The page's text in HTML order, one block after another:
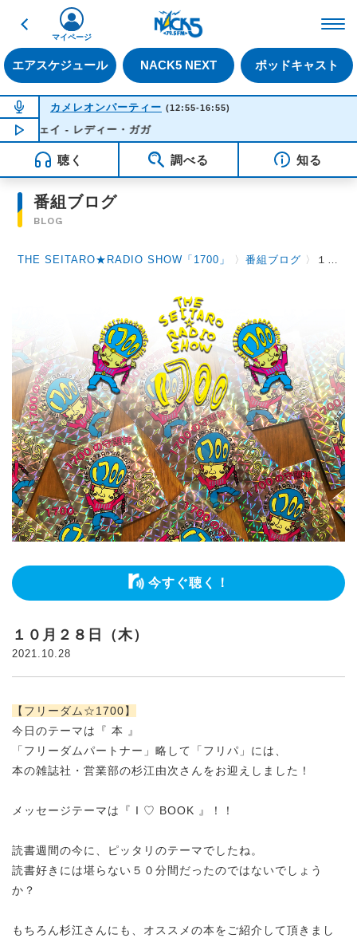
戻る
エアスケジュール NACK5 NEXT ポッドキャスト
マイページ
NOW ON AIR
カメレオンパーティー (12:55-16:55)
NOW PLAYING 14:41
- レディー・ガガ
聴く 調べる 知る
番組ブログ
BLOG
THE SEITARO★RADIO SHOW「1700」 〉番組ブログ 〉 １０月２８日（木）
今すぐ聴く！
１０月２８日（木）
2021.10.28
【フリーダム☆1700】
今日のテーマは『 本 』
「フリーダムパートナー」略して「フリパ」には、
本の雑誌社・営業部の杉江由次さんをお迎えしました！
メッセージテーマは『 I ♡ BOOK 』！！
読書週間の今に、ピッタリのテーマでしたね。
読書好きには堪らない５０分間だったのではないでしょう
か？
もちろん杉江さんにも、オススメの本をご紹介して頂きまし